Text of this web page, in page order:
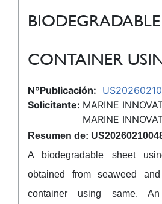
CONTAINER
NºPublicación:
Solicitante: MARINE
MARINE
Resumen de:
A biodegradable sheet
obtained from seaweed
container using same.